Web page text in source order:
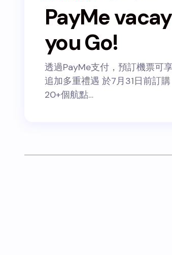
PayMe
you Go!
透過PayMe支付，預訂機票可
追加多重禮遇 於7月31日前訂
20+個航點…